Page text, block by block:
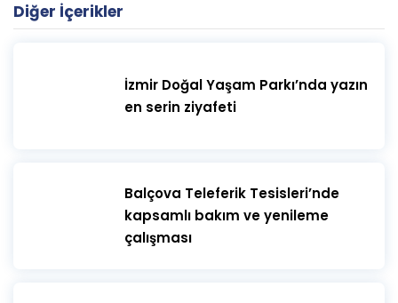
Diğer İçerikler
İzmir Doğal Yaşam Parkı’nda yazın
en serin ziyafeti
​Balçova Teleferik Tesisleri’nde
kapsamlı bakım ve yenileme
çalışması